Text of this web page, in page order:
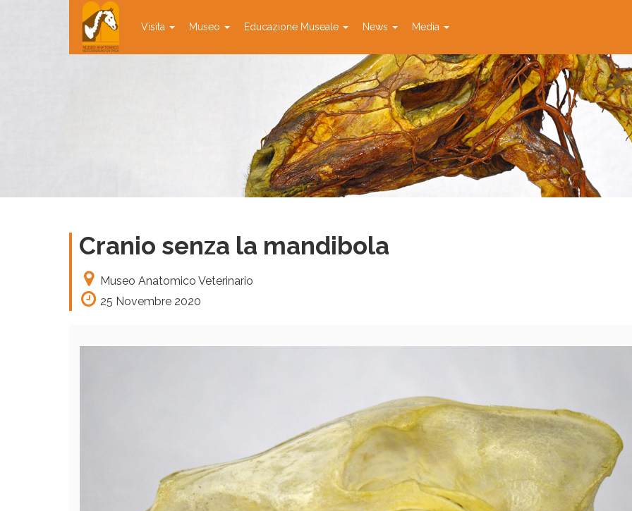
Visita Museo Educazione Museale News Media
Cranio senza la mandibola
Museo Anatomico Veterinario
25 Novembre 2020